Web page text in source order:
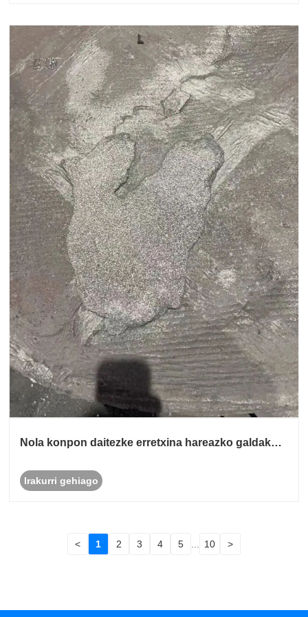
Nola konpon daitezke erretxina hareazko galdaketa
gainazaleko harea-garuak bezalako akatsak?
Irakurri gehiago
< 1 2 3 4 5 10 >